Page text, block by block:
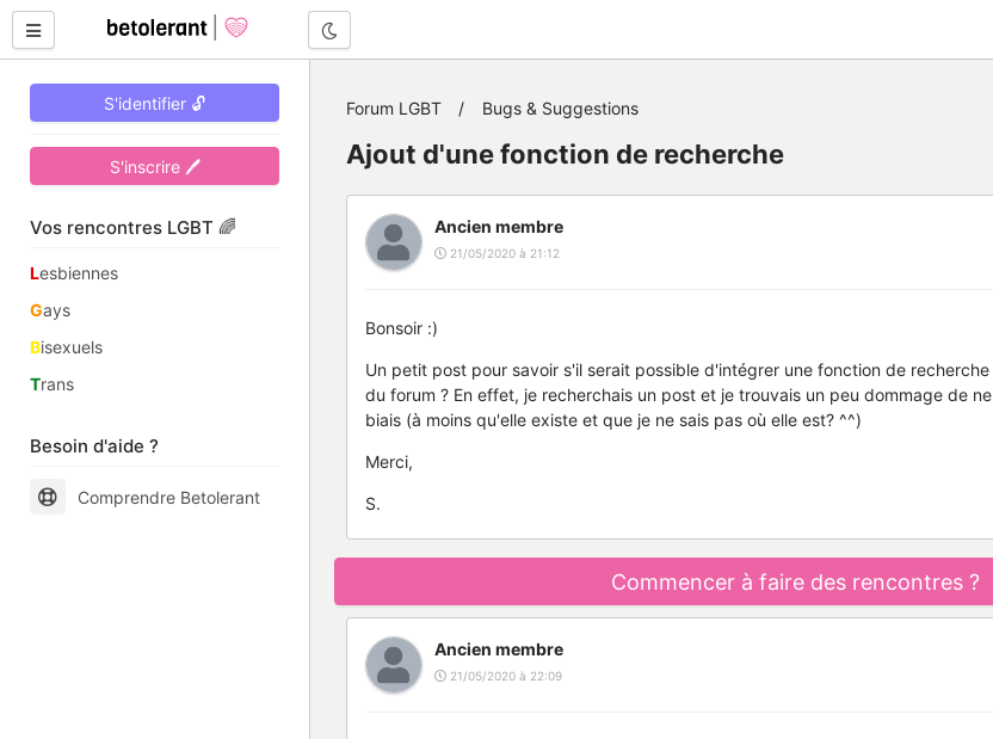
S'identifier 🔓
S'inscrire 🖊
Vos rencontres LGBT 🌈
Lesbiennes
Gays
Bisexuels
Trans
Besoin d'aide ?
Comprendre Betolerant
Forum LGBT Bugs & Suggestions
Ajout d'une fonction de recherche
Ancien membre
21/05/2020 à 21:12
Bonsoir :)
Un petit post pour savoir s'il serait possible d'intégrer une fonction de
du forum ? En effet, je recherchais un post et je trouvais un peu dommage de
biais (à moins qu'elle existe et que je ne sais pas où elle est? ^^)
Merci,
S.
Commencer à faire des rencontres ?
Ancien membre
21/05/2020 à 22:09